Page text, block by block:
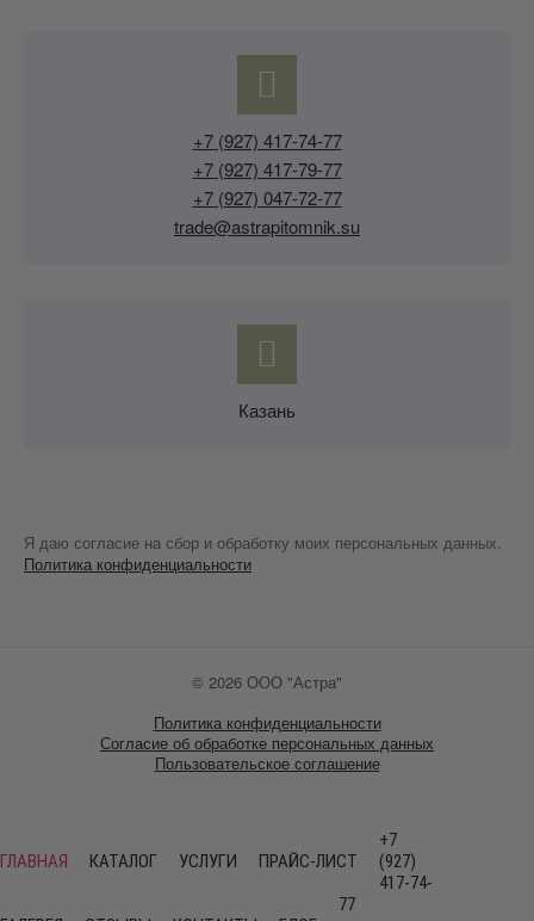
+7 (927) 417-74-77
+7 (927) 417-79-77
+7 (927) 047-72-77
trade@astrapitomnik.su
Казань
Я даю согласие на сбор и обработку моих персональных данных.
Политика конфиденциальности
© 2026 ООО "Астра"
Политика конфиденциальности
Согласие об обработке персональных данных
Пользовательское соглашение
ГЛАВНАЯ КАТАЛОГ УСЛУГИ ПРАЙС-ЛИСТ
+7
(927)
417-74-
77